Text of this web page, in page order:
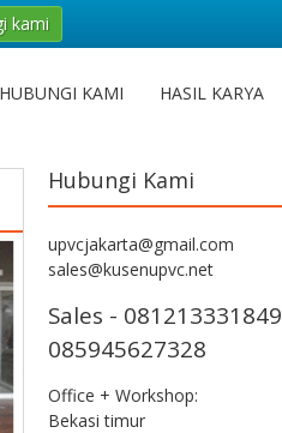
HUBUNGI KAMI HASIL KARYA
Hubungi Kami
upvcjakarta@gmail.com
sales@kusenupvc.net
Sales - 081213331849
085945627328
Office + Workshop:
Bekasi timur
kami